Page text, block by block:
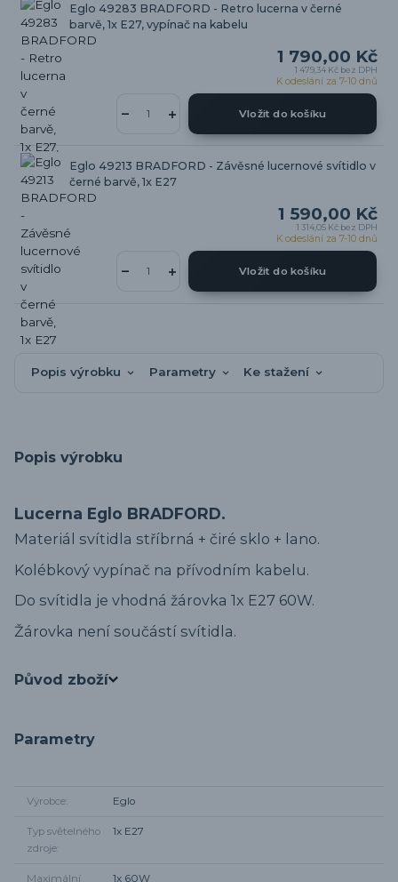
Eglo 49283 BRADFORD - Retro lucerna v černé
barvě, 1x E27, vypínač na kabelu
1 790,00 Kč
1 479,34 Kč bez DPH
K odeslání za 7-10 dnů
Vložit do košíku
Eglo 49213 BRADFORD - Závěsné lucernové svítidlo v
černé barvě, 1x E27
1 590,00 Kč
1 314,05 Kč bez DPH
K odeslání za 7-10 dnů
Vložit do košíku
Popis výrobku Parametry Ke stažení
Popis výrobku
Lucerna Eglo BRADFORD.
Materiál svítidla stříbrná + čiré sklo + lano.
Kolébkový vypínač na přívodním kabelu.
Do svítidla je vhodná žárovka 1x E27 60W.
Žárovka není součástí svítidla.
Původ zboží
Parametry
Výrobce Eglo
Typ světelného
zdroje
1x E27
Maximální 1x 60W